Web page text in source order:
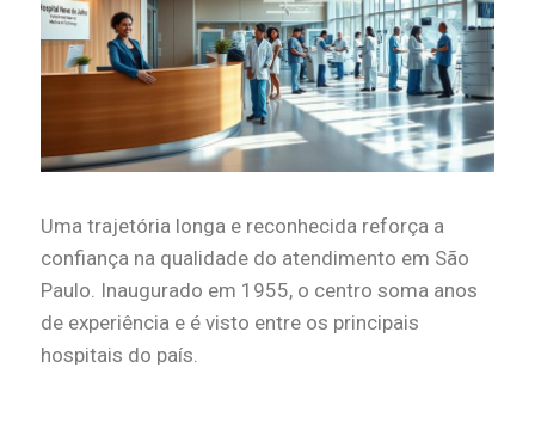
Uma trajetória longa e reconhecida reforça a
confiança na qualidade do atendimento em São
Paulo. Inaugurado em 1955, o centro soma anos
de experiência e é visto entre os principais
hospitais do país.